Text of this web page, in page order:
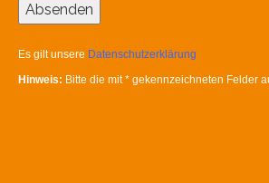
Absenden
Es gilt unsere Datenschutzerklärung
Hinweis: Bitte die mit* gekennzeichneten Felder